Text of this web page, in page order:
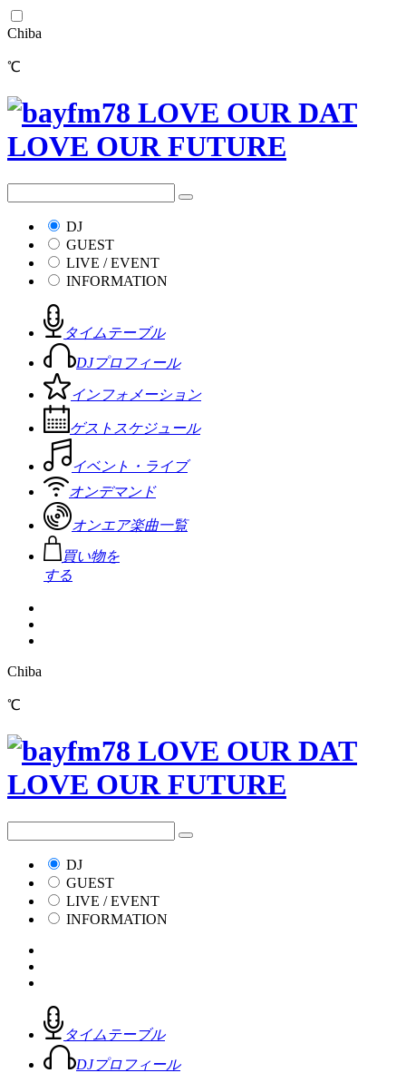
Chiba
℃
DJ
GUEST
LIVE / EVENT
INFORMATION
タイムテーブル
DJプロフィール
インフォメーション
ゲストスケジュール
イベント・ライブ
オンデマンド
オンエア楽曲一覧
買い物を
する
Chiba
℃
DJ
GUEST
LIVE / EVENT
INFORMATION
タイムテーブル
DJプロフィール